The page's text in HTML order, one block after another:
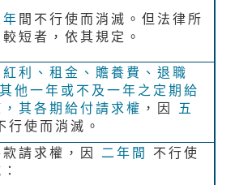
間不行使而消滅。但法律所
短者，依其規定。
利、租金、贍養費、退職
其他一年或不及一年之定期給
其各期給付請求權 ，因 五
行使而消滅。
請求權，因 二年間 不行使